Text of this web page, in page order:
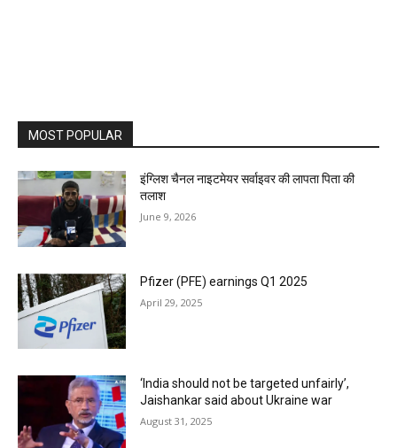
MOST POPULAR
इंग्लिश चैनल नाइटमेयर सर्वाइवर की लापता पिता की
तलाश
June 9, 2026
Pfizer (PFE) earnings Q1 2025
April 29, 2025
‘India should not be targeted unfairly’,
Jaishankar said about Ukraine war
August 31, 2025